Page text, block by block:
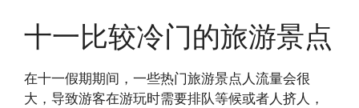
十一比较冷门的旅游景点
在十一假期期间，一些热门旅游景点人流量会很
大，导致游客在游玩时需要排队等候或者人挤人，